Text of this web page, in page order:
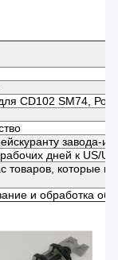
CD102 SM74,
завода-
дней к US/
товаров, которые
и обработка